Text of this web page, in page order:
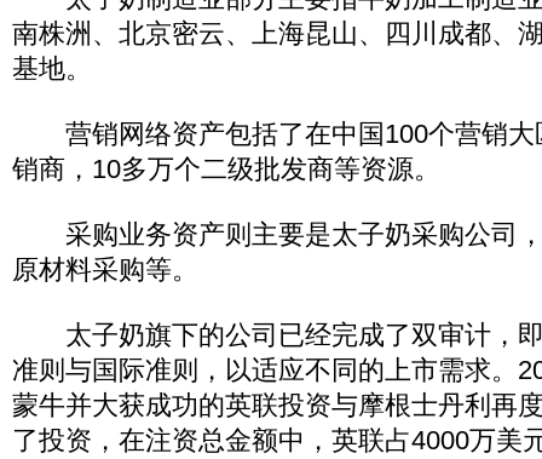
南株洲、北京密云、上海昆山、四川成都、
基地。
营销网络资产包括了在中国100个营销大
销商，10多万个二级批发商等资源。
采购业务资产则主要是太子奶采购公司
原材料采购等。
太子奶旗下的公司已经完成了双审计，
准则与国际准则，以适应不同的上市需求。
蒙牛并大获成功的英联投资与摩根士丹利再
了投资，在注资总金额中，英联占4000万美